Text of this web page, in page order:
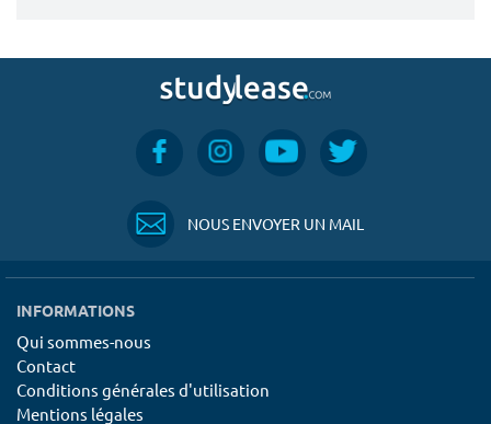
NOUS ENVOYER UN MAIL
INFORMATIONS
Qui sommes-nous
Contact
Conditions générales d'utilisation
Mentions légales